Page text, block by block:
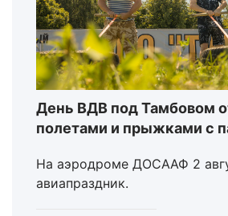
День ВДВ под Тамбовом
полетами и прыжками с
На аэродроме ДОСААФ 2
авиапраздник.